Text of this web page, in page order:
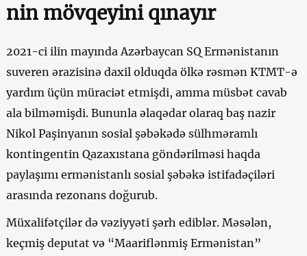
nin mövqeyini qınayır
2021-ci ilin mayında Azərbaycan SQ Ermənistanın
suveren ərazisinə daxil olduqda ölkə rəsmən KTMT-ə
yardım üçün müraciət etmişdi, amma müsbət cavab
ala bilməmişdi. Bununla əlaqədar olaraq baş nazir
Nikol Paşinyanın sosial şəbəkədə sülhməramlı
kontingentin Qazaxıstana göndərilməsi haqda
paylaşımı ermənistanlı sosial şəbəkə istifadəçiləri
arasında rezonans doğurub.
Müxalifətçilər də vəziyyəti şərh ediblər. Məsələn,
keçmiş deputat və “Maariflənmiş Ermənistan”